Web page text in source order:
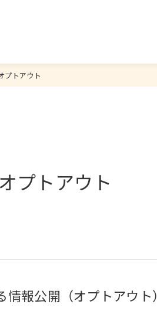
トアウト
プトアウト
報公開（オプトアウト）